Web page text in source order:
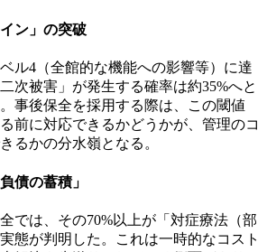
ン」の突破
ル4（全館的な機能への影響等）に達
次被害」が発生する確率は約35%へと
事後保全を採用する際は、この閾値
前に対応できるかどうかが、管理のコ
るかの分水嶺となる。
債の蓄積」
では、その70%以上が「対症療法（部
態が判明した。これは一時的なコスト